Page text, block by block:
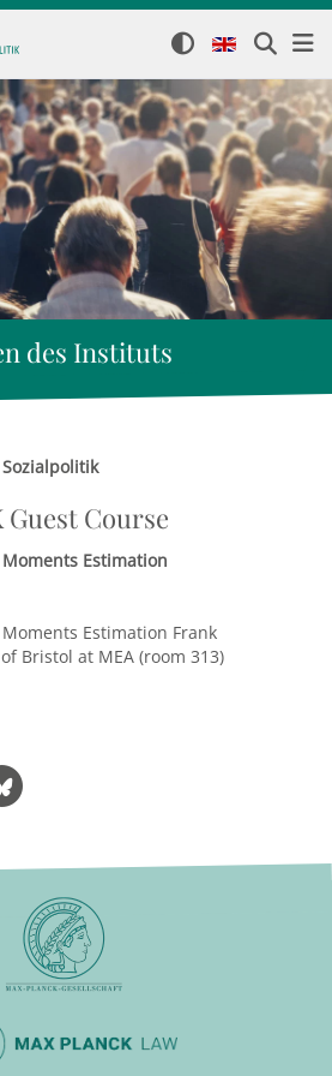
des Instituts
Guest Course
Estimation
Estimation Frank
Bristol at MEA (room 313)